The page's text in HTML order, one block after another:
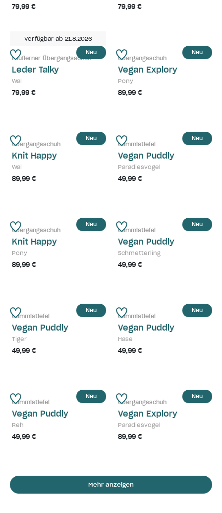
79,99 € 79,99 €
Verfügbar ab 21.8.2026
Neu
Lauflerner Übergangsschuh
Leder Talky
Wal
79,99 €
Neu
Übergangsschuh
Vegan Explory
Pony
89,99 €
Neu
Übergangsschuh
Knit Happy
Wal
89,99 €
Neu
Gummistiefel
Vegan Puddly
Paradiesvogel
49,99 €
Neu
Übergangsschuh
Knit Happy
Pony
89,99 €
Neu
Gummistiefel
Vegan Puddly
Schmetterling
49,99 €
Neu
Gummistiefel
Vegan Puddly
Tiger
49,99 €
Neu
Gummistiefel
Vegan Puddly
Hase
49,99 €
Neu
Gummistiefel
Vegan Puddly
Reh
49,99 €
Neu
Übergangsschuh
Vegan Explory
Paradiesvogel
89,99 €
Mehr anzeigen